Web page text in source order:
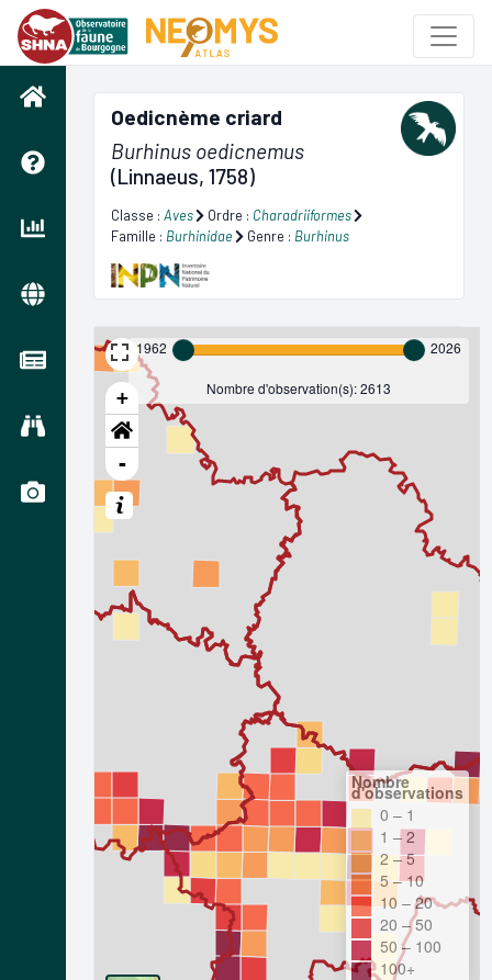
Oedicnème criard
Burhinus oedicnemus
(Linnaeus, 1758)
Classe : Aves Ordre : Charadriiformes
Famille : Burhinidae Genre : Burhinus
+
-
1962 2026
Nombre d'observation(s): 2613
Nombre
d'observations
0 – 1
1 – 2
2 – 5
5 – 10
10 – 20
20 – 50
50 – 100
100+